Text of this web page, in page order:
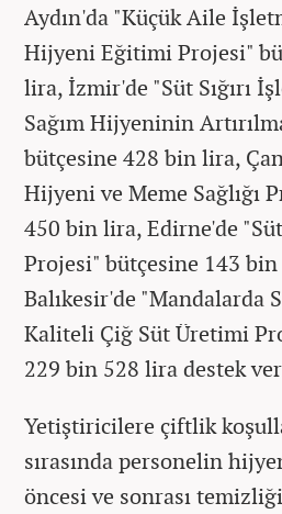
Aydın'da "Küçük Aile
Hijyeni Eğitimi Projesi"
lira, İzmir'de "Süt Sığırı
Sağım Hijyeninin
bütçesine 428 bin lira,
Hijyeni ve Meme Sağlığı
450 bin lira, Edirne'de
Projesi" bütçesine 143
Balıkesir'de "Mandalarda
Kaliteli Çiğ Süt Üretimi
229 bin 528 lira destek
Yetiştiricilere çiftlik
sırasında personelin
öncesi ve sonrası